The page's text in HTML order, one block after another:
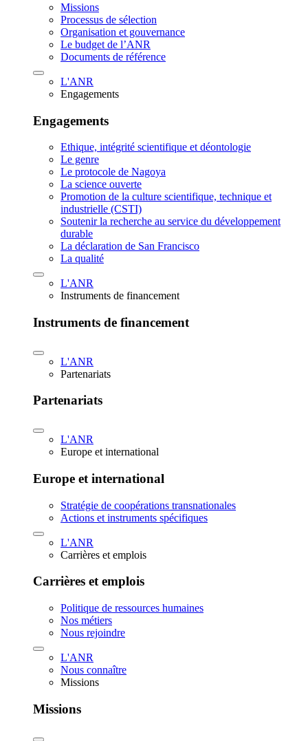
Missions
Processus de sélection
Organisation et gouvernance
Le budget de l’ANR
Documents de référence
L'ANR
Engagements
Engagements
Ethique, intégrité scientifique et déontologie
Le genre
Le protocole de Nagoya
La science ouverte
Promotion de la culture scientifique, technique et
industrielle (CSTI)
Soutenir la recherche au service du développement
durable
La déclaration de San Francisco
La qualité
L'ANR
Instruments de financement
Instruments de financement
L'ANR
Partenariats
Partenariats
L'ANR
Europe et international
Europe et international
Stratégie de coopérations transnationales
Actions et instruments spécifiques
L'ANR
Carrières et emplois
Carrières et emplois
Politique de ressources humaines
Nos métiers
Nous rejoindre
L'ANR
Nous connaître
Missions
Missions